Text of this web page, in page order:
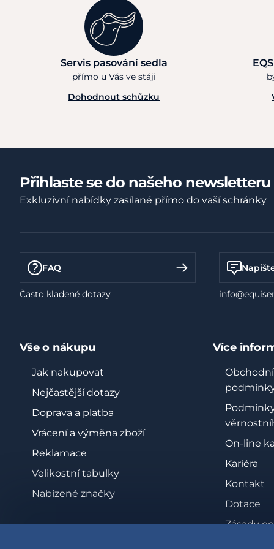
Servis pasování sedla
přímo u Vás ve stáji
Dohodnout schůzku
Přihlaste se do našeho newsletteru
Exkluzivní nabídky zasílané přímo do vaší schránky
FAQ
Často kladené dotazy
Vše o nákupu
Jak nakupovat
Nejčastější dotazy
Doprava a platba
Vrácení a výměna zboží
Reklamace
Velikostní tabulky
Nabízené značky
Více
Obchodní
On-line
Kariéra
Kontakt
Dotace
Zásady